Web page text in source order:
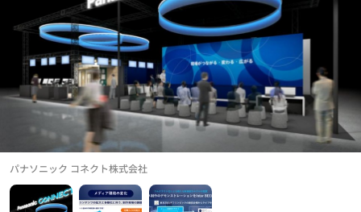
パナソニック コネクト株式会社